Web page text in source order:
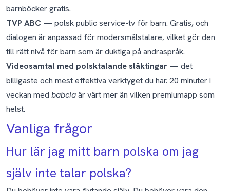
barnböcker gratis.
TVP ABC — polsk public service-tv för barn. Gratis, och
dialogen är anpassad för modersmålstalare, vilket gör den
till rätt nivå för barn som är duktiga på andraspråk.
Videosamtal med polsktalande släktingar — det
billigaste och mest effektiva verktyget du har. 20 minuter i
veckan med babciaär värt mer än vilken premiumapp som
helst.
Vanliga frågor
Hur lär jag mitt barn polska om jag
själv inte talar polska?